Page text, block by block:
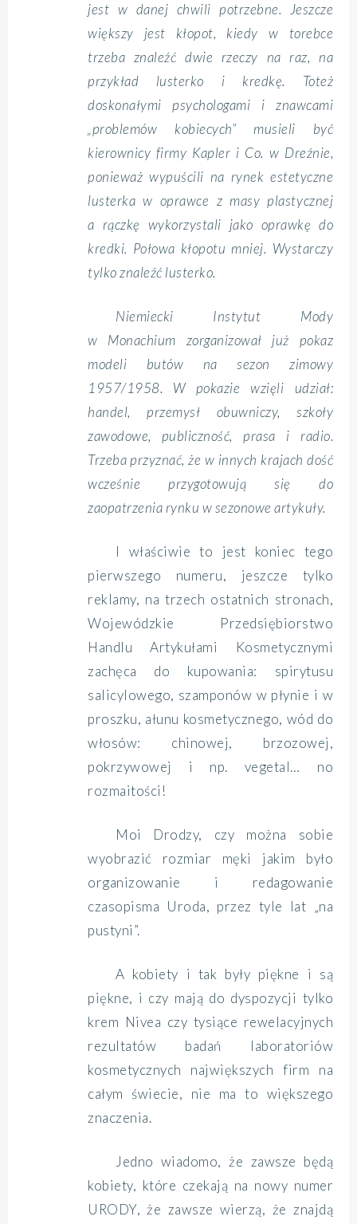
jest w danej chwili potrzebne. Jeszcze
większy jest kłopot, kiedy w torebce
trzeba znaleźć dwie rzeczy na raz, na
przykład lusterko i kredkę. Toteż
doskonałymi psychologami i znawcami
„problemów kobiecych” musieli być
kierownicy firmy Kapler i Co. w Dreźnie,
ponieważ wypuścili na rynek estetyczne
lusterka w oprawce z masy plastycznej
a rączkę wykorzystali jako oprawkę do
kredki. Połowa kłopotu mniej. Wystarczy
tylko znaleźć lusterko.
Niemiecki Instytut Mody
w Monachium zorganizował już pokaz
modeli butów na sezon zimowy
1957/1958. W pokazie wzięli udział:
handel, przemysł obuwniczy, szkoły
zawodowe, publiczność, prasa i radio.
Trzeba przyznać, że w innych krajach dość
wcześnie przygotowują się do
zaopatrzenia rynku w sezonowe artykuły.
I właściwie to jest koniec tego
pierwszego numeru, jeszcze tylko
reklamy, na trzech ostatnich stronach,
Wojewódzkie Przedsiębiorstwo
Handlu Artykułami Kosmetycznymi
zachęca do kupowania: spirytusu
salicylowego, szamponów w płynie i w
proszku, ałunu kosmetycznego, wód do
włosów: chinowej, brzozowej,
pokrzywowej i np. vegetal… no
rozmaitości!
Moi Drodzy, czy można sobie
wyobrazić rozmiar męki jakim było
organizowanie i redagowanie
czasopisma Uroda, przez tyle lat „na
pustyni”.
A kobiety i tak były piękne i są
piękne, i czy mają do dyspozycji tylko
krem Nivea czy tysiące rewelacyjnych
rezultatów badań laboratoriów
kosmetycznych największych firm na
całym świecie, nie ma to większego
znaczenia.
Jedno wiadomo, że zawsze będą
kobiety, które czekają na nowy numer
URODY, że zawsze wierzą, że znajdą